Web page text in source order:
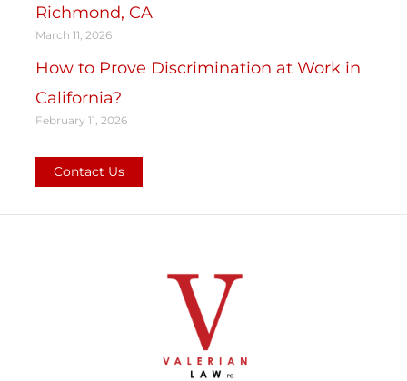
Richmond, CA
March 11, 2026
How to Prove Discrimination at Work in
California?
February 11, 2026
Contact Us